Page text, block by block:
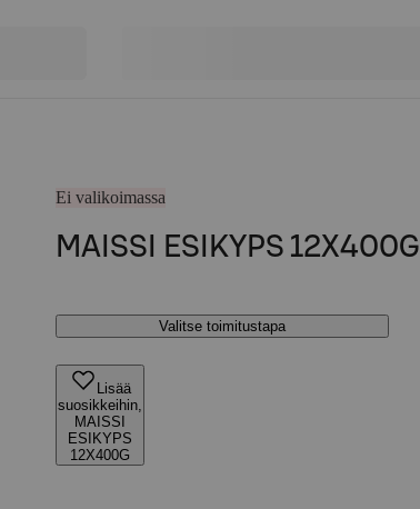
Ei valikoimassa
MAISSI ESIKYPS 12X400G
Valitse toimitustapa
Lisää
suosikkeihin,
MAISSI
ESIKYPS
12X400G